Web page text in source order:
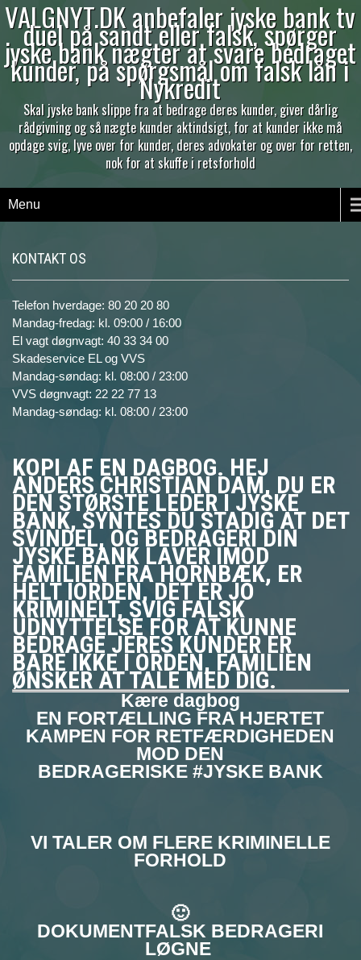
VALGNYT.DK anbefaler jyske bank tv
duel på sandt eller falsk, spørger
jyske bank nægter at svare bedraget
kunder, på spørgsmål om falsk lån i
Nykredit
Skal jyske bank slippe fra at bedrage deres kunder, giver dårlig
rådgivning og så nægte kunder aktindsigt, for at kunder ikke må
opdage svig, lyve over for kunder, deres advokater og over for retten,
nok for at skuffe i retsforhold
Menu
KONTAKT OS
Telefon hverdage: 80 20 20 80
Mandag-fredag: kl. 09:00 / 16:00
El vagt døgnvagt: 40 33 34 00
Skadeservice EL og VVS
Mandag-søndag: kl. 08:00 / 23:00
VVS døgnvagt: 22 22 77 13
Mandag-søndag: kl. 08:00 / 23:00
KOPI AF EN DAGBOG. HEJ
ANDERS CHRISTIAN DAM, DU ER
DEN STØRSTE LEDER I JYSKE
BANK, SYNTES DU STADIG AT DET
SVINDEL, OG BEDRAGERI DIN
JYSKE BANK LAVER IMOD
FAMILIEN FRA HORNBÆK, ER
HELT IORDEN, DET ER JO
KRIMINELT, SVIG FALSK
UDNYTTELSE FOR AT KUNNE
BEDRAGE JERES KUNDER ER
BARE IKKE I ORDEN, FAMILIEN
ØNSKER AT TALE MED DIG.
Kære dagbog
EN FORTÆLLING FRA HJERTET
KAMPEN FOR RETFÆRDIGHEDEN
MOD DEN
BEDRAGERISKE #JYSKE BANK
VI TALER OM FLERE KRIMINELLE
FORHOLD
🙂
DOKUMENTFALSK BEDRAGERI
LØGNE